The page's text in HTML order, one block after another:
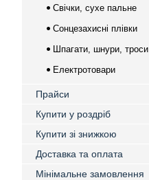
Свічки, сухе пальне
Сонцезахисні плівки
Шпагати, шнури, троси
Електротовари
Прайси
Купити у роздріб
Купити зі знижкою
Доставка та оплата
Мінімальне замовлення